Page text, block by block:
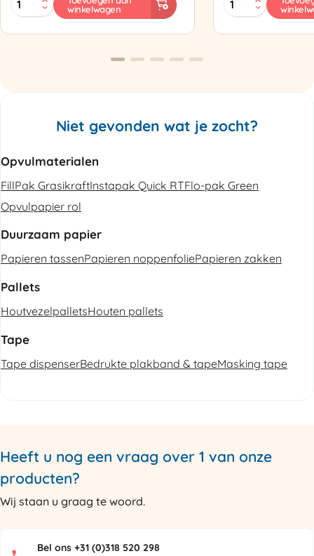
PAK'R
Refurbished
winkelwagen
ZP97
aantal
Niet gevonden wat je zocht?
Opvulmaterialen
FillPak GrasikraftInstapak Quick RTFlo-pak Green
Opvulpapier rol
Duurzaam papier
Papieren tassenPapieren noppenfoliePapieren zakken
Pallets
HoutvezelpalletsHouten pallets
Tape
Tape dispenserBedrukte plakband & tapeMasking tape
Heeft u nog een vraag over 1 van onze
producten?
Wij staan u graag te woord.
Bel ons +31 (0)318 520 298